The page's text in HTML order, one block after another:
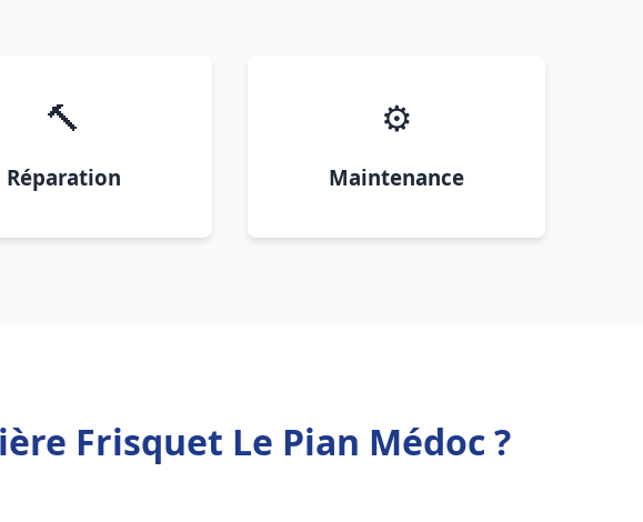
🔨
Réparation
⚙️
Maintenance
Frisquet Le Pian Médoc ?